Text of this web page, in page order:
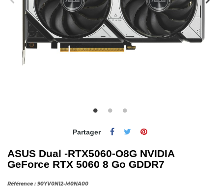
Partager
ASUS Dual -RTX5060-O8G NVIDIA
GeForce RTX 5060 8 Go GDDR7
Référence : 90YV0N12-M0NA00